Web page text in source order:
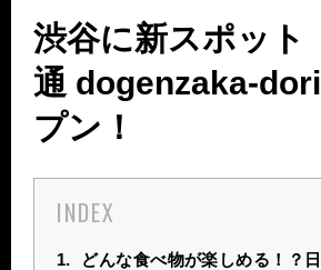
渋谷に新スポット
通 dogenzaka-
プン！
INDEX
1.
どんな食べ物が楽しめる！？